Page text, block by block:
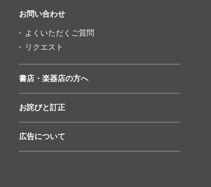
お問い合わせ
よくいただくご質問
リクエスト
書店・楽器店の方へ
お詫びと訂正
広告について